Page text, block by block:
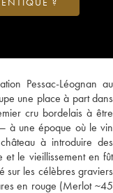
Pessac-Léognan au
une place à part dans
cru bordelais à être
à une époque où le vin
à introduire des
et le vieillissement en fût
sur les célèbres graviers
en rouge (Merlot ~45